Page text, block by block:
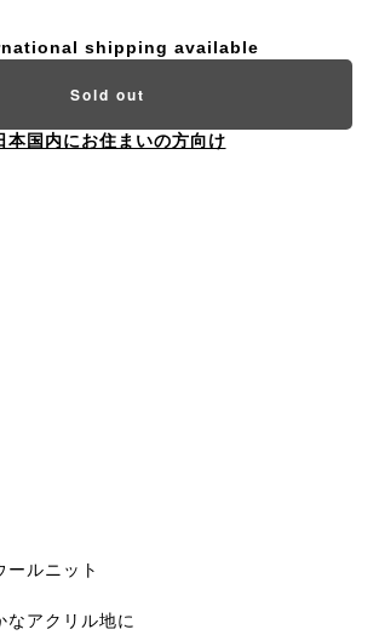
shipping available
Sold out
本国内にお住まいの方向け
ールニット
なアクリル地に